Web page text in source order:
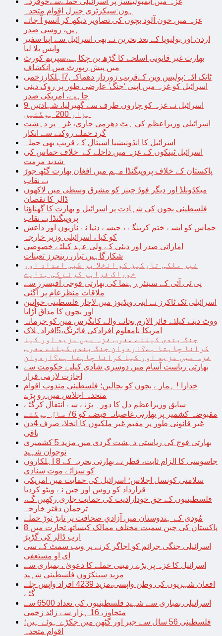
ہوں:سیکرٹری جنرل اقوام متحدہ
غزہ میں خون آلود بچوں کی تصاویر دیکھ کر آنسو آ جاتے
ہیں، روسی صدر
اردن اور بولیویا کے بعد بحرین نے بھی اسرائیل سے اپنا سفیر
واپس بلا لیا
بھارت غیر قانونی اسلحے کا گڑھ بن چکاہے،سپریم کورٹ
میں پیش رپورٹ میں انکشاف
ٹانک اڈہ:پولیس وین کےقریب زوردار دھماکہ,7اہلکارزخمی
اسرائیل کو غزہ میں اپنی ‘جنگ’ عارضی طور پر روک دینی
چاہیے، امریکی صدر
اسرائیل نے غزہ کو چاروں طرف سے گھیرلیا، شہادتیں 9
ہزار 200 ہوگئیں
اسرائیلی وزیراعظم کی ہٹ دھرمی جاری، غزہ پر دہشت
گرد حملے روکنے سے انکار
اسرائیل کا انڈونیشیا اسپتال کے قریب بھی حملہ
اسرائیل ٹینکوں کے غزہ میں داخلے کے خلاف حماس کی
پاکستان کے خلاف پروپیگنڈا مہم میں افغان بھارت گٹھ جوڑ
بے نقاب
میکڈونلڈ اور دیگر فوڈ چینز کو مشرق وسطی میں لاکھوں
ڈالر کا نقصان
فلسطینی بچوں کی شہادت پر اسرائیل و بھارت کا گھناؤنا
پروپیگنڈا بے نقاب
حماس کو ایسے ختم کرینگے ، جیسے دنیا نے نازیوں اور داعش
کو کیا ، اسرائیلی وزیر خارجہ
اماراتی صدر اور دبئی کے ولی عہد کیلئے خصوصی
شکارگاہیں تیار، رینجرز تعینات
غیر ملکی تارکین کو انخلا پر طبی امداد اور
خوراک فراہم کرنے کی ہدایت
پی ٹی آئی کے سینئر رہنما کی بھارتی فوجی آفیسرز سے
ملاقات منظرعام پر آگئی
اسرائیلی ٹک ٹاکرز نے اپنی ویڈیوز میں لاچار فلسطینی خواتین
اور بچوں کا مذاق اُڑایا
ووٹ دینے کیلئے فائر الارم بجانے والے کانگرس مین کو جرمانہ
امریکا:نامعلوم افرادکی فائرنگ،5افرادہلاک
جنگ بندی کیلئے مغرب غزہ میں مزید اور کیا
کرانا چاہتا ہے؟اردوان جنگ بندی کیلئے مغرب
غزہ میں مزید اور کیا کرانا چاہتا ہے؟اردوان
بھارتی ریاست آسام میں دوسری شادی کیلیے حکومت سے
اجازت لازمی قرار
خدارا ! ہمارے بچوں کو بچالیں؛ فلسطینی مندوب اقوام
متحدہ اجلاس میں رو پڑے
سابق وزیراعظم دل کا دورہ پڑنے سے انتقال کرگئے
مقبوضہ کشمیر پر بھارتی غاصبانہ قبضے کو 76 سال ہوگئے
غیر قانونی طور پر مقیم غیر ملکیوں کا انخلا، صرف 4دن
باقی
بھارتی فوج کی ریاستی دہشت گردی میں مزید 5 کشمیری
نوجوان شہید
جاسوسی کا الزام ثابت، قطر نے بھارتی بحریہ کے 8 اہلکاروں
کو سزائے موت سنادی
سلامتی کونسل اجلاس؛ اسرائیل کی حمایت میں امریکی
قرارداد کو روس اور چین نے ویٹو کردیا
فلسطینیوں کے حق خودارادیت کی حمایت جاری رکھیں گے،
ترجمان دفتر خارجہ
مُودی کے ہندوستان میں آزادیِ صحافت پر تابڑ توڑ حملے
پاکستان کی چین سمیت مختلف ممالک کیساتھ تجارت میں 8
ارب ڈالر کی گڑبڑ
اسرائیلی جنگی جرائم کو اجاگر کرنے پر ویب سمٹ کے سی
ای او مستعفی
اسرائیل کا غزہ پر بڑے زمینی حملے کا دعویٰ ، بمباری سے
مزید سینکڑوں فلسطینی شہید
افغان شہریوں کی وطن واپسی،مزید 4239 افراد واپس چلے
گئے
اسرائیلی بمباری سے شہید فلسطینیوں کی تعداد 6500 سے
متجاوز، 16 ہزار سے زائد زخمی
فلسطینی 56 سال سے جبر اور گٹھن میں جکڑے ہوئے ہیں؛
اقوامِ متحدہ